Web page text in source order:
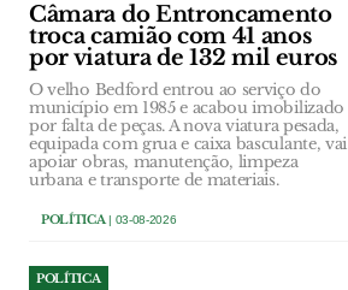
Câmara do Entroncamento
troca camião com 41 anos
por viatura de 132 mil euros
O velho Bedford entrou ao serviço do
município em 1985 e acabou imobilizado
por falta de peças. A nova viatura pesada,
equipada com grua e caixa basculante, vai
apoiar obras, manutenção, limpeza
urbana e transporte de materiais.
POLÍTICA| 03-08-2026
POLÍTICA